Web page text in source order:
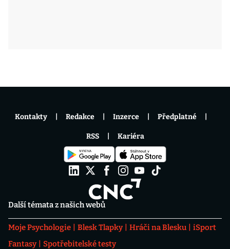
Další témata z našich webů
Moje Psychologie Blesk Tlapky Hráči na Blesku
iSport
Fantasy
Spotřebitelské testy
Kontakty Redakce Inzerce Předplatné
RSS Kariéra